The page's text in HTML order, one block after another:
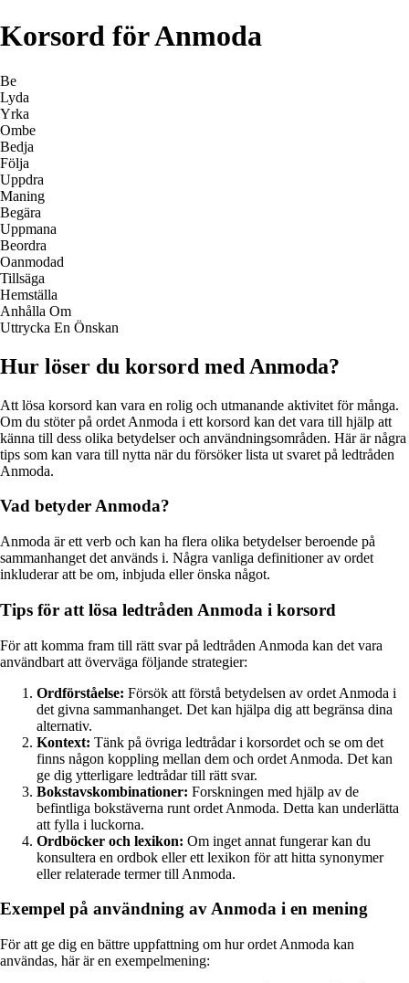
Korsord för Anmoda
Be
Lyda
Yrka
Ombe
Bedja
Följa
Uppdra
Maning
Begära
Uppmana
Beordra
Oanmodad
Tillsäga
Hemställa
Anhålla Om
Uttrycka En Önskan
Hur löser du korsord med Anmoda?
Att lösa korsord kan vara en rolig och utmanande aktivitet för många.
Om du stöter på ordet Anmoda i ett korsord kan det vara till hjälp att
känna till dess olika betydelser och användningsområden. Här är några
tips som kan vara till nytta när du försöker lista ut svaret på ledtråden
Anmoda.
Vad betyder Anmoda?
Anmoda är ett verb och kan ha flera olika betydelser beroende på
sammanhanget det används i. Några vanliga definitioner av ordet
inkluderar att be om, inbjuda eller önska något.
Tips för att lösa ledtråden Anmoda i korsord
För att komma fram till rätt svar på ledtråden Anmoda kan det vara
användbart att överväga följande strategier:
Ordförståelse: Försök att förstå betydelsen av ordet Anmoda i
det givna sammanhanget. Det kan hjälpa dig att begränsa dina
alternativ.
Kontext: Tänk på övriga ledtrådar i korsordet och se om det
finns någon koppling mellan dem och ordet Anmoda. Det kan
ge dig ytterligare ledtrådar till rätt svar.
Bokstavskombinationer: Forskningen med hjälp av de
befintliga bokstäverna runt ordet Anmoda. Detta kan underlätta
att fylla i luckorna.
Ordböcker och lexikon: Om inget annat fungerar kan du
konsultera en ordbok eller ett lexikon för att hitta synonymer
eller relaterade termer till Anmoda.
Exempel på användning av Anmoda i en mening
För att ge dig en bättre uppfattning om hur ordet Anmoda kan
användas, här är en exempelmening: